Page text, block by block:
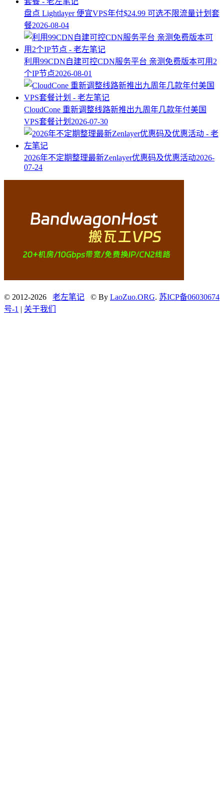
盘点 Lightlayer 便宜VPS年付$24.99 可选不限流量计划套
餐2026-08-04
利用99CDN自建可控CDN服务平台 亲测免费版本可用2
个IP节点2026-08-01
CloudCone 重新调整线路新推出九周年几款年付美国
VPS套餐计划 2026-07-30
2026年不定期整理最新Zenlayer优惠码及优惠活动2026-
07-24
© 2012-2026 老左笔记 © By LaoZuo.ORG. 苏ICP备06030674
号-1 | 关于我们